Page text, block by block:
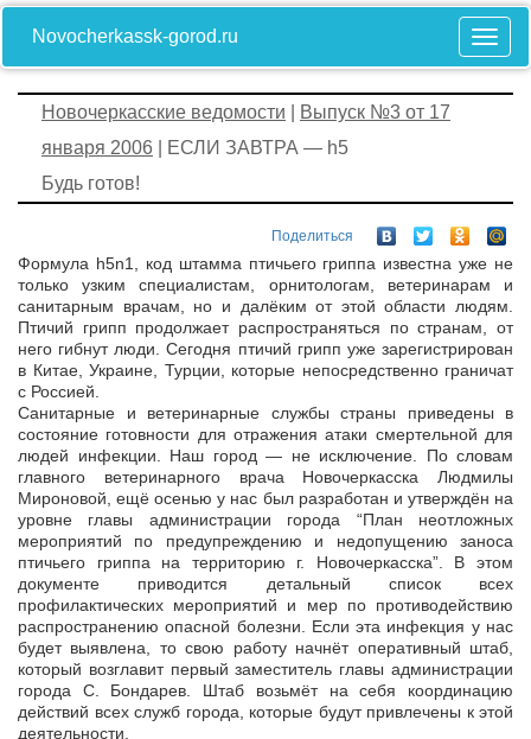
Novocherkassk-gorod.ru
Новочеркасские ведомости
Выпуск №3 от 17
января 2006 | ЕСЛИ ЗАВТРА — h5
Будь готов!
Поделиться
Формула h5n1, код штамма птичьего гриппа известна уже не
только узким специалистам, орнитологам, ветеринарам и
санитарным врачам, но и далёким от этой области людям.
Птичий грипп продолжает распространяться по странам, от
него гибнут люди. Сегодня птичий грипп уже зарегистрирован
в Китае, Украине, Турции, которые непосредственно граничат
с Россией.
Санитарные и ветеринарные службы страны приведены в
состояние готовности для отражения атаки смертельной для
людей инфекции. Наш город — не исключение. По словам
главного ветеринарного врача Новочеркасска Людмилы
Мироновой, ещё осенью у нас был разработан и утверждён на
уровне главы администрации города “План неотложных
мероприятий по предупреждению и недопущению заноса
птичьего гриппа на территорию г. Новочеркасска”. В этом
документе приводится детальный список всех
профилактических мероприятий и мер по противодействию
распространению опасной болезни. Если эта инфекция у нас
будет выявлена, то свою работу начнёт оперативный штаб,
который возглавит первый заместитель главы администрации
города С. Бондарев. Штаб возьмёт на себя координацию
действий всех служб города, которые будут привлечены к этой
деятельности.